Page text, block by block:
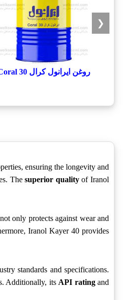
روغن ایرانول کرال Coral 30
❮
ensuring the longevity and
Thesuperior qualityof Iranol
only protects against wear and
Iranol Kayer 40 provides
standards and specifications.
Additionally, itsAPI ratingand